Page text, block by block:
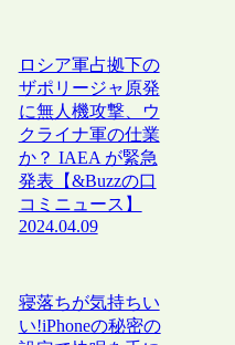
ロシア軍占拠下の
ザポリージャ原発
に無人機攻撃、ウ
クライナ軍の仕業
か？ IAEA が緊急
発表【&Buzzの口
コミニュース】
2024.04.09
寝落ちが気持ちい
い!iPhoneの秘密の